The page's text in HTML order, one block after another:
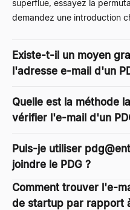
superflue, essayez la
demandez une introduction
Existe-t-il un moyen
l'adresse e-mail d'un
Quelle est la méthode
vérifier l'e-mail d'un
Puis-je utiliser
joindre le PDG ?
Comment trouver l'e-
de startup par rapport